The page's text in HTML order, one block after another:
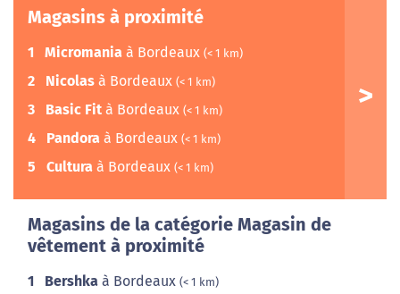
Magasins à proximité
1 Micromania à Bordeaux (< 1 km)
2 Nicolas à Bordeaux (< 1 km)
3 Basic Fit à Bordeaux (< 1 km)
4 Pandora à Bordeaux (< 1 km)
5 Cultura à Bordeaux (< 1 km)
Magasins de la catégorie Magasin de
vêtement à proximité
1 Bershka à Bordeaux (< 1 km)